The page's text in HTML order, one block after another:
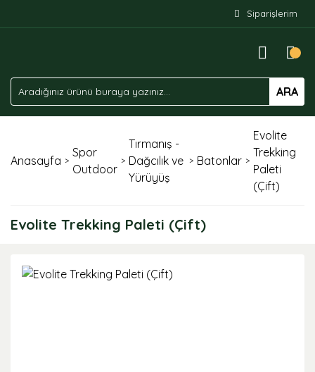
Siparişlerim
ARA
Anasayfa
Spor
Outdoor
Tırmanış -
Dağcılık ve
Yürüyüş
Batonlar
Evolite
Trekking
Paleti
(Çift)
Evolite Trekking Paleti (Çift)